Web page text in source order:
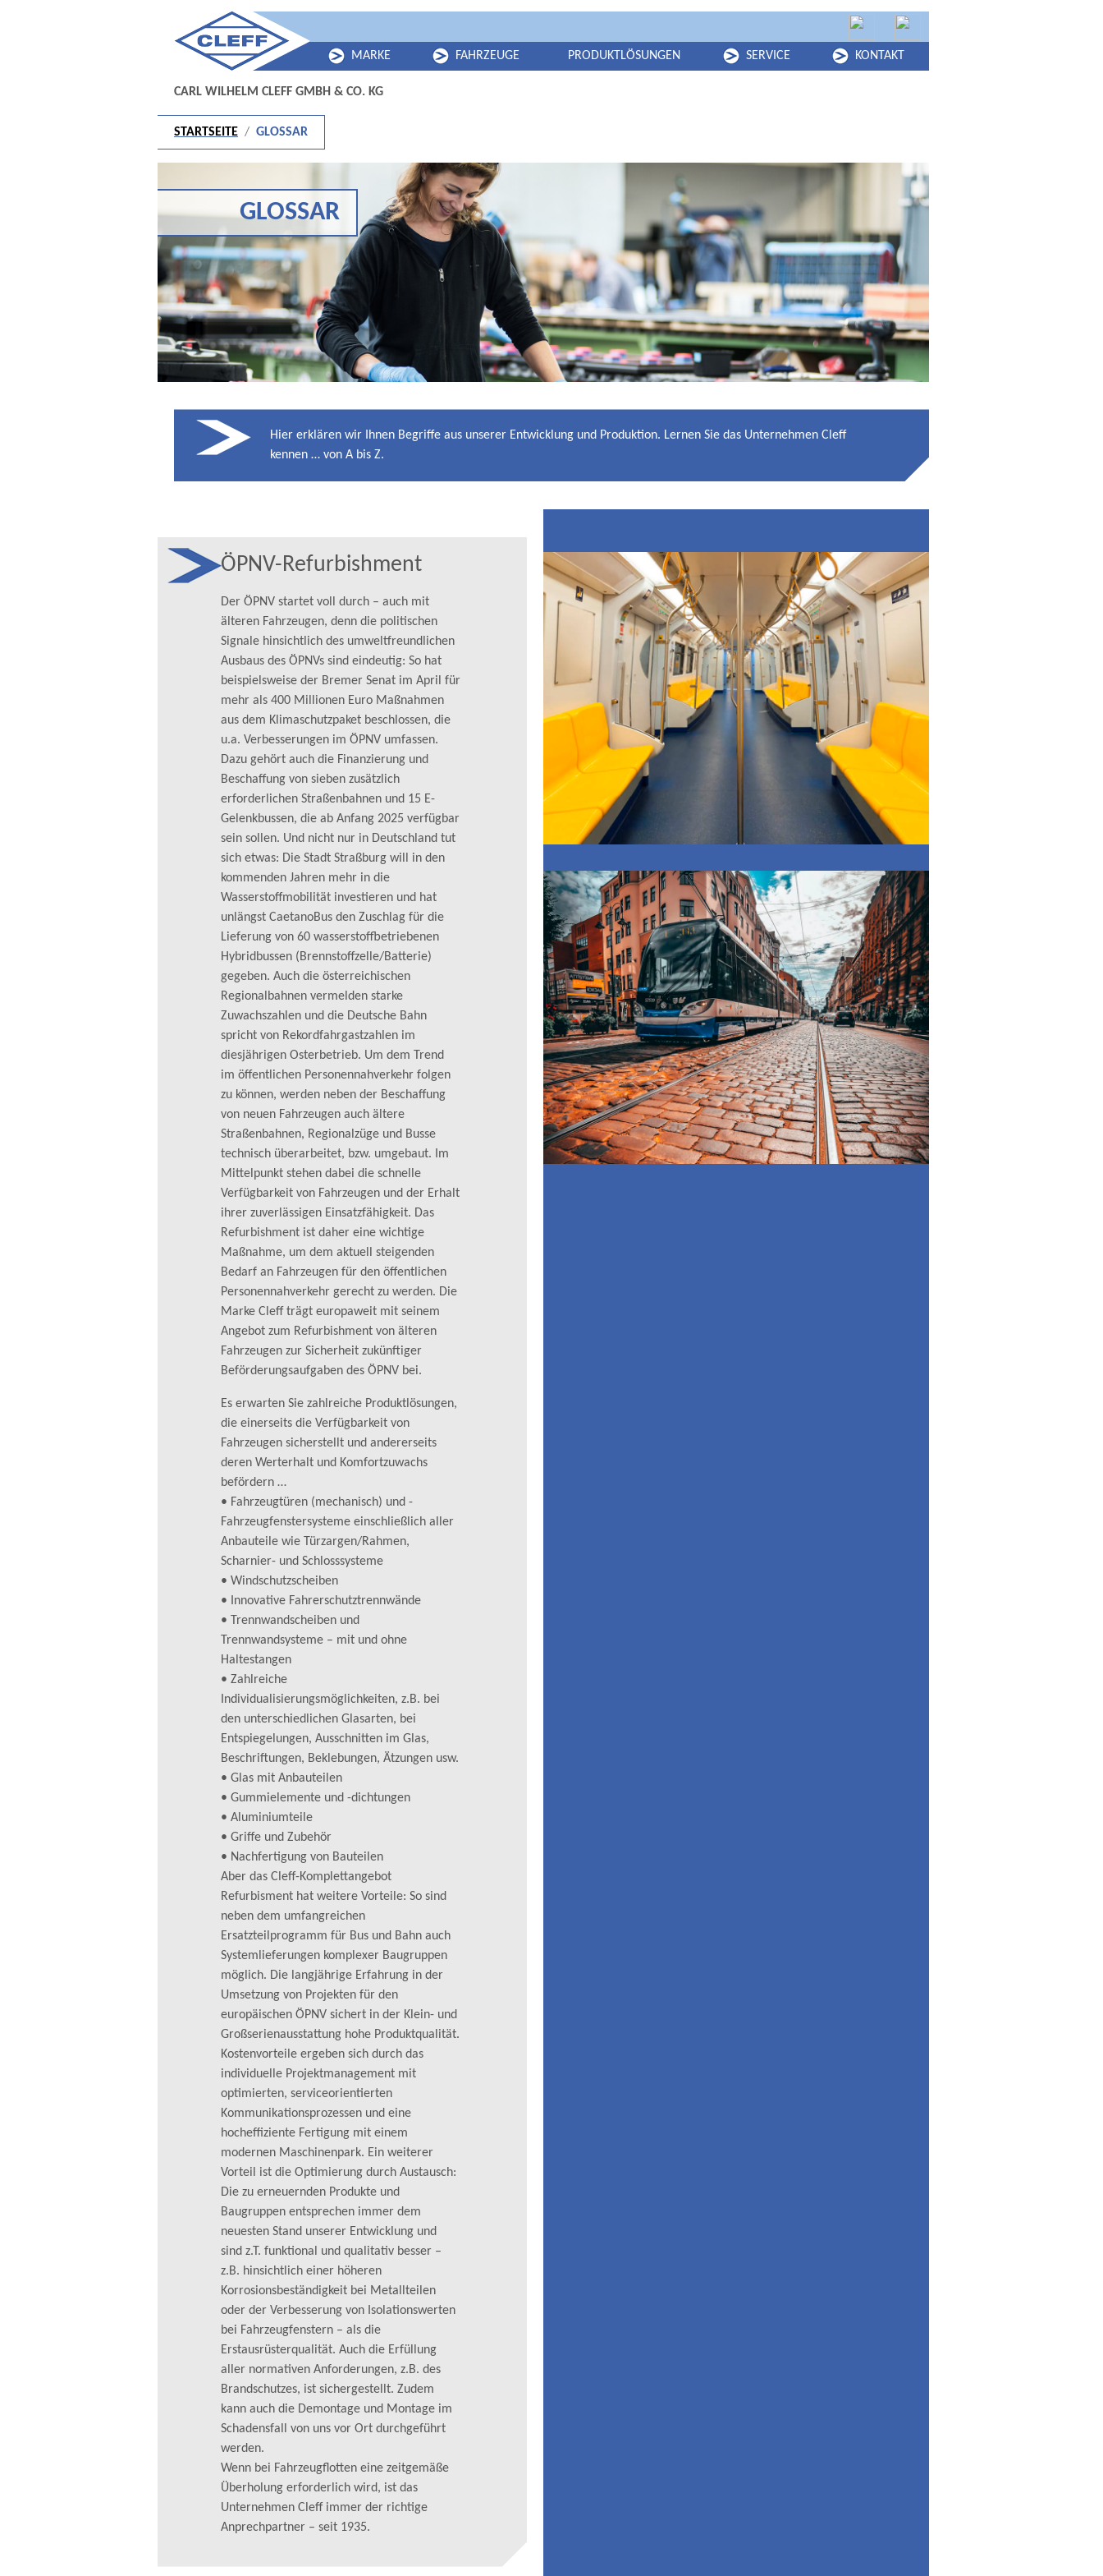
SUBMENU FOR "MARKE"
MARKE
SUBMENU FOR "FAHRZEUGE"
FAHRZEUGE PRODUKTLÖSUNGEN
SUBMENU FOR "SERVICE"
SERVICE
SUBMENU FOR "KONTAKT"
KONTAKT
CARL WILHELM CLEFF GMBH & CO. KG
You are here:
STARTSEITE GLOSSAR
GLOSSAR
Hier erklären wir Ihnen Begriffe aus unserer Entwicklung und Produktion. Lernen Sie das Unternehmen Cleff
kennen … von A bis Z.
ÖPNV-Refurbishment
Der ÖPNV startet voll durch – auch mit
älteren Fahrzeugen, denn die politischen
Signale hinsichtlich des umweltfreundlichen
Ausbaus des ÖPNVs sind eindeutig: So hat
beispielsweise der Bremer Senat im April für
mehr als 400 Millionen Euro Maßnahmen
aus dem Klimaschutzpaket beschlossen, die
u.a. Verbesserungen im ÖPNV umfassen.
Dazu gehört auch die Finanzierung und
Beschaffung von sieben zusätzlich
erforderlichen Straßenbahnen und 15 E-
Gelenkbussen, die ab Anfang 2025 verfügbar
sein sollen. Und nicht nur in Deutschland tut
sich etwas: Die Stadt Straßburg will in den
kommenden Jahren mehr in die
Wasserstoffmobilität investieren und hat
unlängst CaetanoBus den Zuschlag für die
Lieferung von 60 wasserstoffbetriebenen
Hybridbussen (Brennstoffzelle/Batterie)
gegeben. Auch die österreichischen
Regionalbahnen vermelden starke
Zuwachszahlen und die Deutsche Bahn
spricht von Rekordfahrgastzahlen im
diesjährigen Osterbetrieb. Um dem Trend
im öffentlichen Personennahverkehr folgen
zu können, werden neben der Beschaffung
von neuen Fahrzeugen auch ältere
Straßenbahnen, Regionalzüge und Busse
technisch überarbeitet, bzw. umgebaut. Im
Mittelpunkt stehen dabei die schnelle
Verfügbarkeit von Fahrzeugen und der Erhalt
ihrer zuverlässigen Einsatzfähigkeit. Das
Refurbishment ist daher eine wichtige
Maßnahme, um dem aktuell steigenden
Bedarf an Fahrzeugen für den öffentlichen
Personennahverkehr gerecht zu werden. Die
Marke Cleff trägt europaweit mit seinem
Angebot zum Refurbishment von älteren
Fahrzeugen zur Sicherheit zukünftiger
Beförderungsaufgaben des ÖPNV bei.
Es erwarten Sie zahlreiche Produktlösungen,
die einerseits die Verfügbarkeit von
Fahrzeugen sicherstellt und andererseits
deren Werterhalt und Komfortzuwachs
befördern …
• Fahrzeugtüren (mechanisch) und -
Fahrzeugfenstersysteme einschließlich aller
Anbauteile wie Türzargen/Rahmen,
Scharnier- und Schlosssysteme
• Windschutzscheiben
• Innovative Fahrerschutztrennwände
• Trennwandscheiben und
Trennwandsysteme – mit und ohne
Haltestangen
• Zahlreiche
Individualisierungsmöglichkeiten, z.B. bei
den unterschiedlichen Glasarten, bei
Entspiegelungen, Ausschnitten im Glas,
Beschriftungen, Beklebungen, Ätzungen usw.
• Glas mit Anbauteilen
• Gummielemente und -dichtungen
• Aluminiumteile
• Griffe und Zubehör
• Nachfertigung von Bauteilen
Aber das Cleff-Komplettangebot
Refurbisment hat weitere Vorteile: So sind
neben dem umfangreichen
Ersatzteilprogramm für Bus und Bahn auch
Systemlieferungen komplexer Baugruppen
möglich. Die langjährige Erfahrung in der
Umsetzung von Projekten für den
europäischen ÖPNV sichert in der Klein- und
Großserienausstattung hohe Produktqualität.
Kostenvorteile ergeben sich durch das
individuelle Projektmanagement mit
optimierten, serviceorientierten
Kommunikationsprozessen und eine
hocheffiziente Fertigung mit einem
modernen Maschinenpark. Ein weiterer
Vorteil ist die Optimierung durch Austausch:
Die zu erneuernden Produkte und
Baugruppen entsprechen immer dem
neuesten Stand unserer Entwicklung und
sind z.T. funktional und qualitativ besser –
z.B. hinsichtlich einer höheren
Korrosionsbeständigkeit bei Metallteilen
oder der Verbesserung von Isolationswerten
bei Fahrzeugfenstern – als die
Erstausrüsterqualität. Auch die Erfüllung
aller normativen Anforderungen, z.B. des
Brandschutzes, ist sichergestellt. Zudem
kann auch die Demontage und Montage im
Schadensfall von uns vor Ort durchgeführt
werden.
Wenn bei Fahrzeugflotten eine zeitgemäße
Überholung erforderlich wird, ist das
Unternehmen Cleff immer der richtige
Anprechpartner – seit 1935.